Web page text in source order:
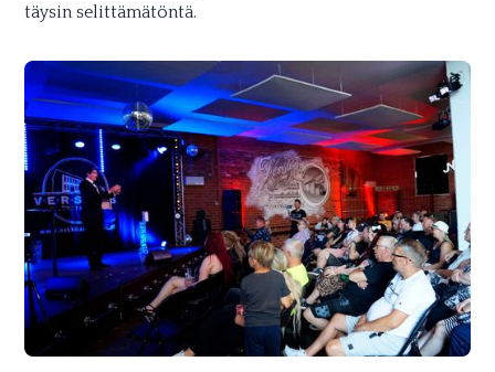
täysin selittämätöntä.